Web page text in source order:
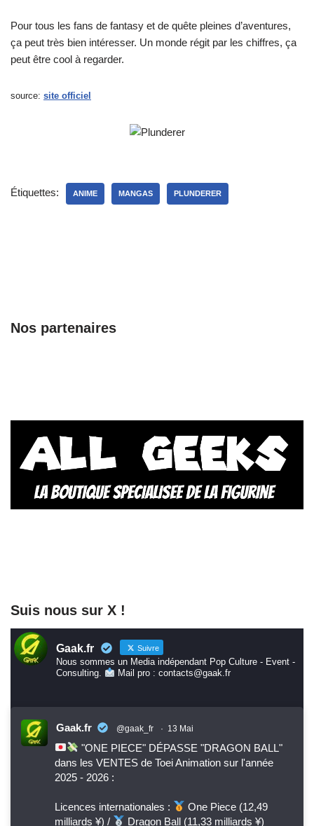
Pour tous les fans de fantasy et de quête pleines d’aventures,
ça peut très bien intéresser. Un monde régit par les chiffres, ça
peut être cool à regarder.
source: site officiel
Étiquettes: ANIME MANGAS PLUNDERER
Nos partenaires
Suis nous sur X !
Gaak.fr Suivre
Nous sommes un Media indépendant Pop Culture - Event -
Consulting.
Mail pro : contacts@gaak.fr
Gaak.fr @gaak_fr · 13 Mai
"ONE PIECE" DÉPASSE "DRAGON BALL"
dans les VENTES de Toei Animation sur l'année
2025 - 2026 :
Licences internationales :
One Piece (12,49
milliards ¥) /
Dragon Ball (11,33 milliards ¥)